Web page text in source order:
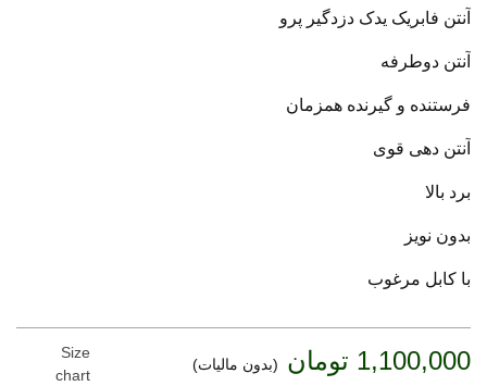
آنتن فابریک یدک دزدگیر پرو
آنتن دوطرفه
فرستنده و گیرنده همزمان
آنتن دهی قوی
برد بالا
بدون نویز
با کابل مرغوب
1,100,000 تومان (بدون مالیات)
Size
chart